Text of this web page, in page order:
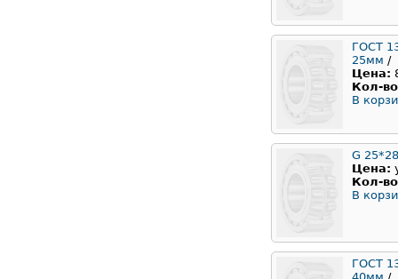
ГОСТ
25мм /
Цена:
Кол-
В
G
Цена:
Кол-
В
ГОСТ